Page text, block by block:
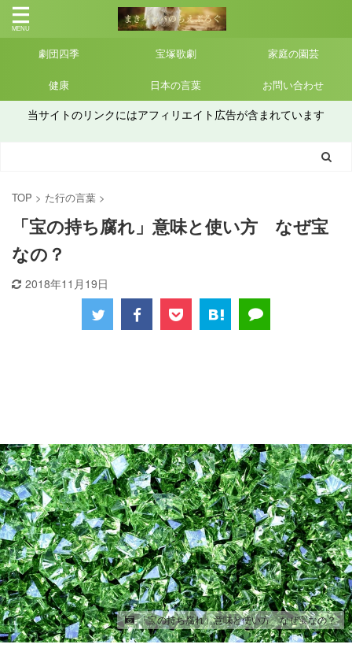
劇団四季 宝塚歌劇 家庭の園芸
健康 日本の言葉 お問い合わせ
当サイトのリンクにはアフィリエイト広告が含まれています
TOP > た行の言葉 >
「宝の持ち腐れ」意味と使い方 なぜ宝
なの？
2018年11月19日
「宝の持ち腐れ」意味と使い方 なぜ宝なの？